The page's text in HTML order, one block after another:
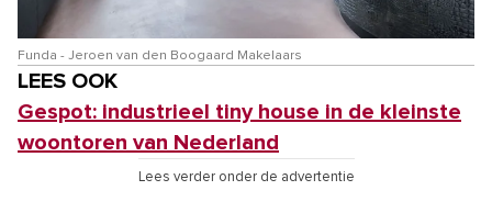
Funda - Jeroen van den Boogaard Makelaars
LEES OOK
Gespot: industrieel tiny house in de kleinste
woontoren van Nederland
Lees verder onder de advertentie